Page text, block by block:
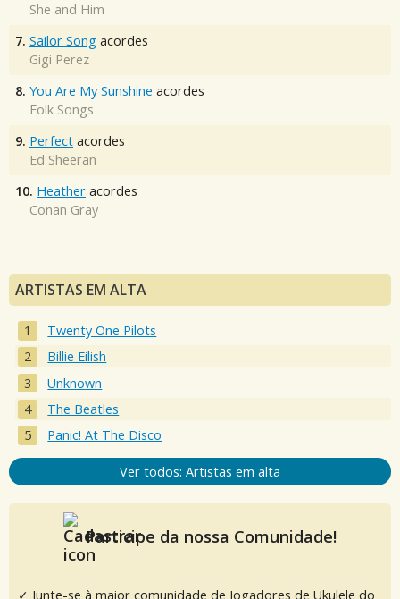
She and Him
7. Sailor Song acordes
Gigi Perez
8. You Are My Sunshine acordes
Folk Songs
9. Perfect acordes
Ed Sheeran
10. Heather acordes
Conan Gray
ARTISTAS EM ALTA
Twenty One Pilots
Billie Eilish
Unknown
The Beatles
Panic! At The Disco
Ver todos: Artistas em alta
Participe da nossa Comunidade!
✓ Junte-se à maior comunidade de Jogadores de Ukulele do